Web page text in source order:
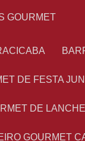
GOURMET
DE FESTA
DE
GOURMET